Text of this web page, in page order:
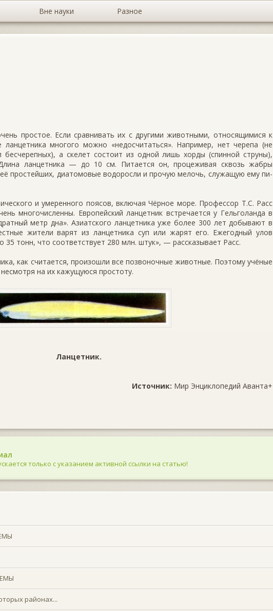
Вне науки Разное
простое. Если сравнивать их с другими животными, относящимися к
многого можно «недосчитаться». Например, нет черепа (не
бесчерепных), а скелет состоит из одной лишь хорды (спинной струны),
ланцетника — до 10 см. Пита­ется он, процеживая сквозь жабры
простейших, диатомовые водоросли и прочую мелочь, служащую ему пи­
и умеренного поясов, включая Чёрное море. Профессор Т.С. Расс
многочисленны. Европейский ланцетник встречается у Гельголанда в
метр дна». Азиатского лан­цетника уже более 300 лет добывают в
жители варят из ланцетника суп или жарят его. Ежегодный улов
35 тонн, что соот­ветствует 280 млн. штук», — рассказывает Расс.
как считается, произошли все позвоночные живот­ные. Поэтому учёные
на их кажущуюся простоту.
Ланцетник.
Источник: Мир Энциклопедий Аванта+
только с указанием активной ссылки на статью!
районах...